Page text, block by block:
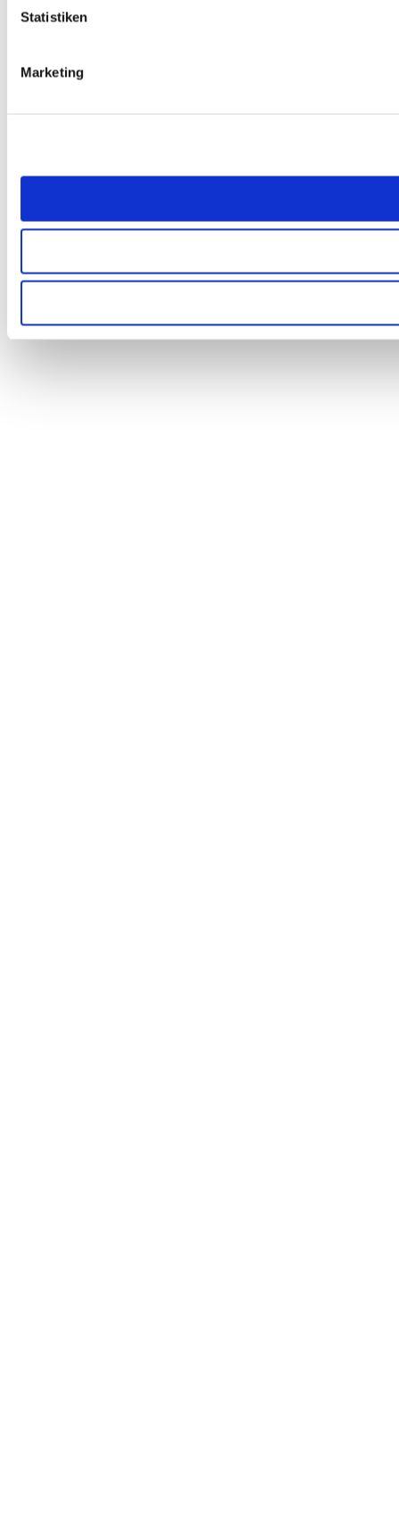
Statistiken
Marketing